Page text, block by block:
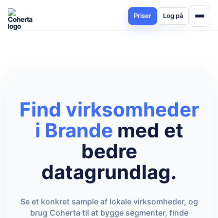
Priser Log på
Find virksomheder
i Brande med et
bedre
datagrundlag.
Se et konkret sample af lokale virksomheder, og
brug Coherta til at bygge segmenter, finde